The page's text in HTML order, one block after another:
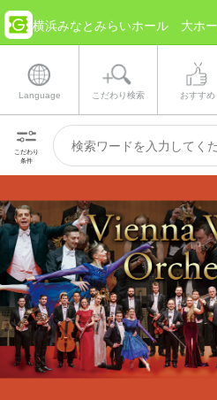
Language こだわり検索 おすすめ
こだわり
条件